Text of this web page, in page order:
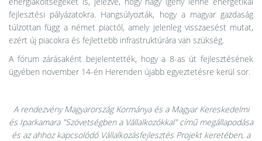
fejlesztési pályázatokra. Hangsúlyozták, hogy a magyar gazdaság
túlzottan függ a német piactól, amely jelenleg visszaesést mutat,
ezért új piacokra és fejlettebb infrastruktúrára van szükség.
A fórum zárásaként bejelentették, hogy a 8-as út fejlesztésének
ügyében november 14-én Herenden újabb egyeztetésre kerül sor.
A rendezvény Magyarország Kormánya és a Magyar Kereskedelmi
és Iparkamara "Szövetségben a Vállalkozókkal" című megállapodása
és az ahhoz kapcsolódó Vállalkozásfejlesztés Projekt keretében, a